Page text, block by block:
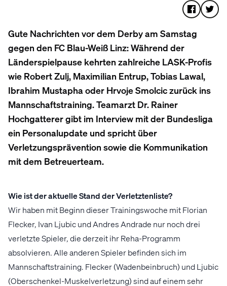
Gute Nachrichten vor dem Derby am Samstag
gegen den FC Blau-Weiß Linz: Während der
Länderspielpause kehrten zahlreiche LASK-Profis
wie Robert Zulj, Maximilian Entrup, Tobias Lawal,
Ibrahim Mustapha oder Hrvoje Smolcic zurück ins
Mannschaftstraining. Teamarzt Dr. Rainer
Hochgatterer gibt im Interview mit der Bundesliga
ein Personalupdate und spricht über
Verletzungsprävention sowie die Kommunikation
mit dem Betreuerteam.
Wie ist der aktuelle Stand der Verletztenliste?
Wir haben mit Beginn dieser Trainingswoche mit Florian
Flecker, Ivan Ljubic und Andres Andrade nur noch drei
verletzte Spieler, die derzeit ihr Reha-Programm
absolvieren. Alle anderen Spieler befinden sich im
Mannschaftstraining. Flecker (Wadenbeinbruch) und Ljubic
(Oberschenkel-Muskelverletzung) sind auf einem sehr